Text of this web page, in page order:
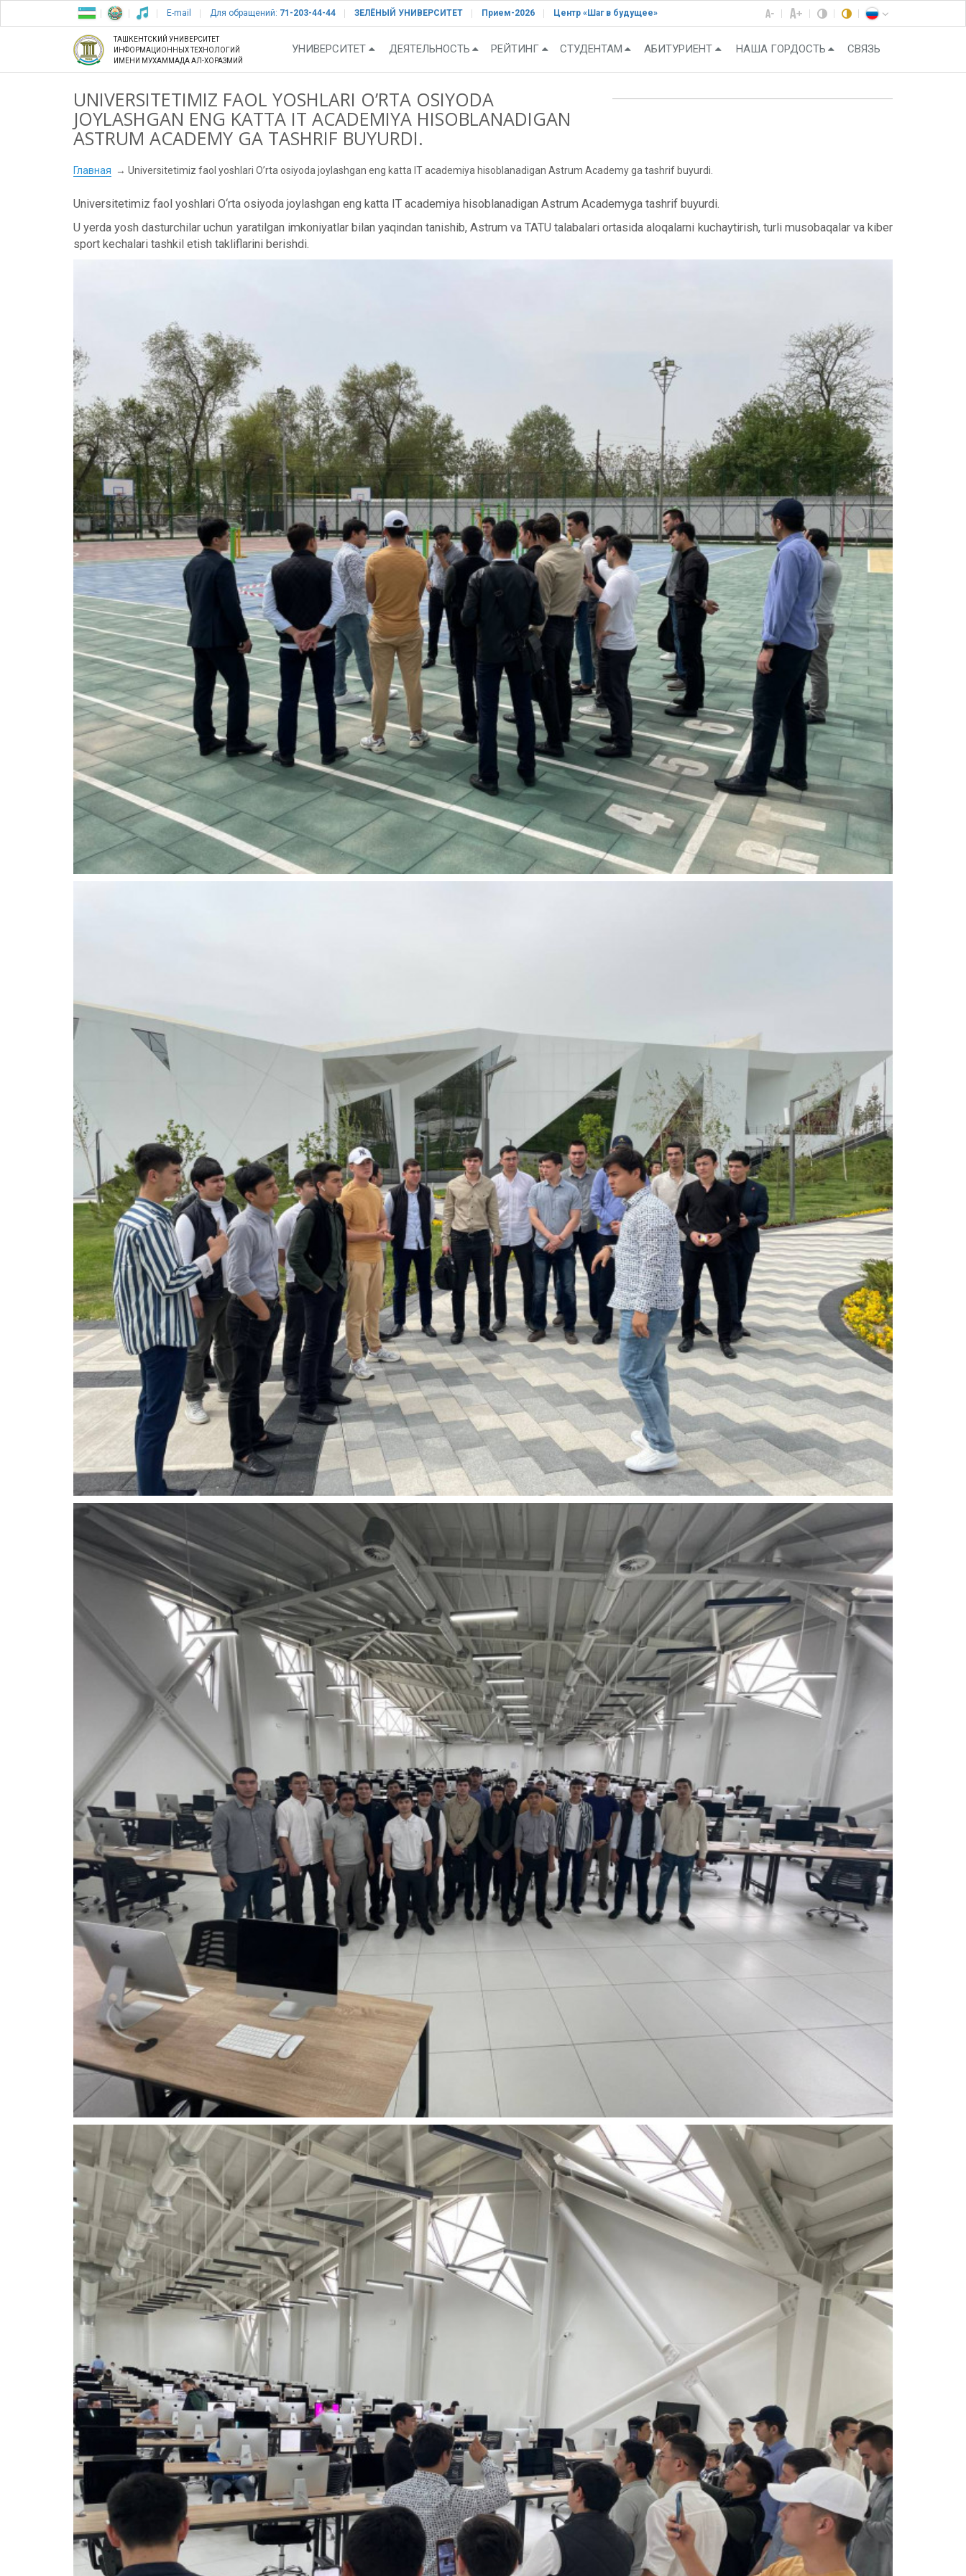
E-mail Для обращений: 71-203-44-44 ЗЕЛЁНЫЙ УНИВЕРСИТЕТ Прием-2026 Центр «Шаг в будущее»
ТАШКЕНТСКИЙ УНИВЕРСИТЕТ
ИНФОРМАЦИОННЫХ ТЕХНОЛОГИЙ
ИМЕНИ МУХАММАДА АЛ-ХОРАЗМИЙ
УНИВЕРСИТЕТ ДЕЯТЕЛЬНОСТЬ РЕЙТИНГ СТУДЕНТАМ АБИТУРИЕНТ НАША ГОРДОСТЬ СВЯЗЬ
UNIVERSITETIMIZ FAOL YOSHLARI O’RTA OSIYODA
JOYLASHGAN ENG KATTA IT ACADEMIYA HISOBLANADIGAN
ASTRUM ACADEMY GA TASHRIF BUYURDI.
Главная Universitetimiz faol yoshlari O’rta osiyoda joylashgan eng katta IT academiya hisoblanadigan Astrum Academy ga tashrif buyurdi.
Universitetimiz faol yoshlari O‘rta osiyoda joylashgan eng katta IT academiya hisoblanadigan Astrum Academyga tashrif buyurdi.
U yerda yosh dasturchilar uchun yaratilgan imkoniyatlar bilan yaqindan tanishib, Astrum va TATU talabalari ortasida aloqalarni kuchaytirish, turli musobaqalar va kiber
sport kechalari tashkil etish takliflarini berishdi.